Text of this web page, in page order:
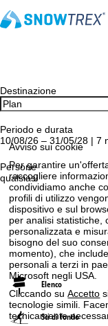
Avviso sui cookie
Per garantire
raccogliere
condividiamo anche
profili di utilizzo
dispositivo e sul
per analisi statistiche,
personalizzata e
bisogno del suo
momento), che
personali a terzi in
Microsoft negli USA.
Cliccando suAccetto
tecnologie simili.
tecnicamente
Destinazione
Periodo e durata
10/08/26 – 31/05/28 | 7
Persone
qualsiasi
Elenco
Sci di fondo